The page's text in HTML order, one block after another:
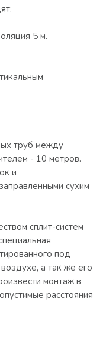
5 м.
труб между
- 10 метров.
и
сухим
сплит-систем
под
а так же его
монтаж в
расстояния